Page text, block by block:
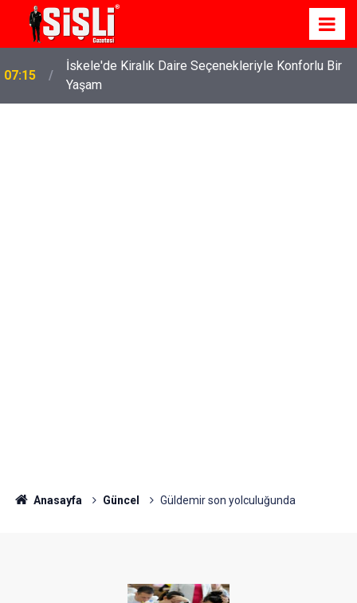
07:15
İskele'de Kiralık Daire Seçenekleriyle Konforlu Bir
Yaşam
Anasayfa Güncel Güldemir son yolculuğunda